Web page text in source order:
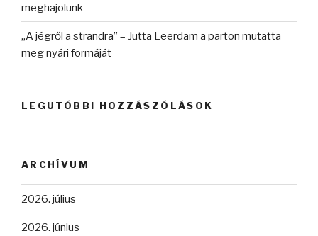
meghajolunk
„A jégről a strandra” – Jutta Leerdam a parton mutatta
meg nyári formáját
LEGUTÓBBI HOZZÁSZÓLÁSOK
ARCHÍVUM
2026. július
2026. június